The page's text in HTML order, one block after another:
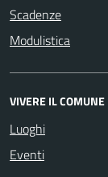
Scadenze
Modulistica
VIVERE IL COMUNE
Luoghi
Eventi